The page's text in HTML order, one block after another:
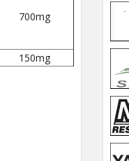
700mg
150mg